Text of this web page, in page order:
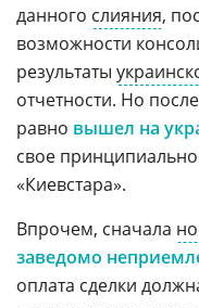
данного слияния,
возможности
результаты
отчетности. Но
равно вышел на
свое
«Киевстара».
Впрочем, сначала
заведомо
оплата сделки